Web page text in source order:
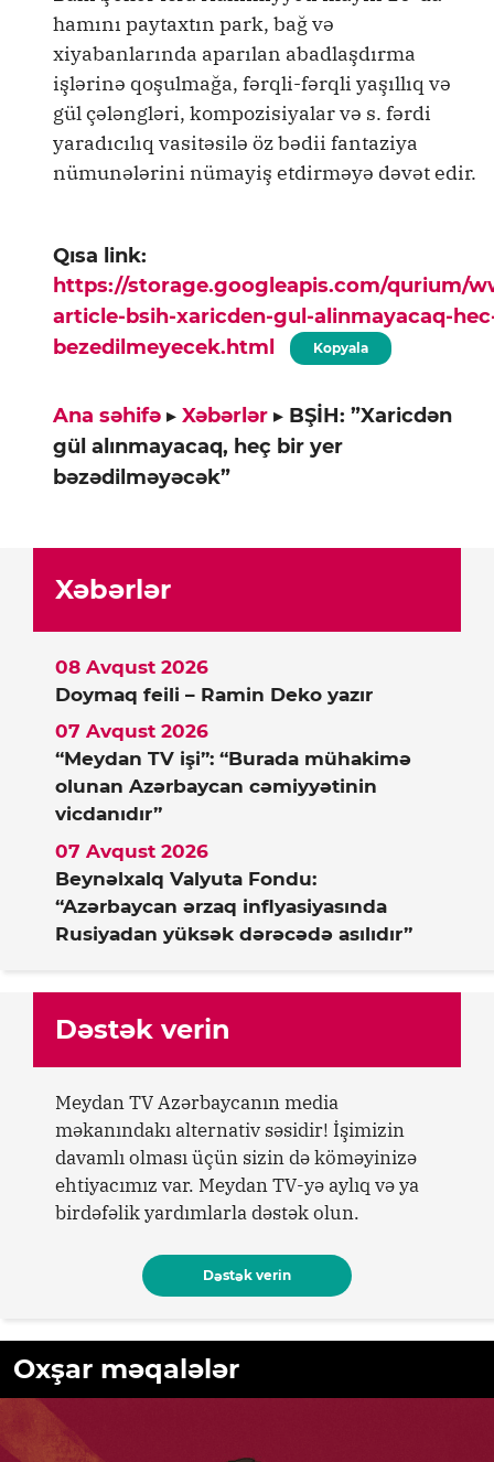
hamını paytaxtın park, bağ və
xiyabanlarında aparılan abadlaşdırma
işlərinə qoşulmağa, fərqli-fərqli yaşıllıq və
gül çələngləri, kompozisiyalar və s. fərdi
yaradıcılıq vasitəsilə öz bədii fantaziya
nümunələrini nümayiş etdirməyə dəvət edir.
Qısa link:
https://storage.googleapis.com/qurium/
article-bsih-xaricden-gul-alinmayacaq-
bezedilmeyecek.html
Kopyala
Ana səhifə ▸ Xəbərlər ▸ BŞİH: ”Xaricdən
gül alınmayacaq, heç bir yer
bəzədilməyəcək”
Xəbərlər
Doymaq feili – Ramin Deko yazır
08 Avqust 2026
“Meydan TV işi”: “Burada mühakimə
olunan Azərbaycan cəmiyyətinin
vicdanıdır”
07 Avqust 2026
Beynəlxalq Valyuta Fondu:
“Azərbaycan ərzaq inflyasiyasında
Rusiyadan yüksək dərəcədə asılıdır”
07 Avqust 2026
Dəstək verin
Meydan TV Azərbaycanın media
məkanındakı alternativ səsidir! İşimizin
davamlı olması üçün sizin də köməyinizə
ehtiyacımız var. Meydan TV-yə aylıq və ya
birdəfəlik yardımlarla dəstək olun.
Dəstək verin
Oxşar məqalələr